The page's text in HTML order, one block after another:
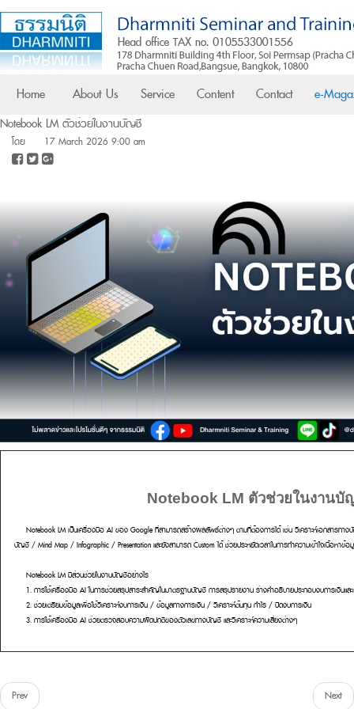
Home About Us Service Content Contact e-
Notebook LM ตัวช่วยในงานบัญชี
โดย 17 March 2026 9:00 am
Notebook LM ตัวช่วยในงานบั
Notebook LM เป็นเครื่องมือ AI ของ Google ที่สามารถสร้างผลลัพธ์ต่างๆ ตามที่ต้องการได้ เช่น วิเคราะห์เอกสาร
บัญชี / Mind Map / Infographic / Presentation และยังสามารถ Custom ได้ ช่วยประหยัดเวลาในการทำความเข้าใจเนื้อหาข้
Notebook LM มีส่วนช่วยในงานบัญชีอย่างไร
1. การใช้เครื่องมือ AI ในการช่วยสรุปสาระสำคัญในมาตรฐานบัญชี การสรุปรายงาน ร่างคำอธิบายประกอบงบการเงินแล
2. ช่วยเตรียมข้อมูลเพื่อใช้วิเคราะห์งบการเงิน / ข้อมูลทางการเงิน / วิเคราะห์ต้นทุน กำไร / ปิดงบการเงิน
3. การใช้เครื่องมือ AI ช่วยตรวจสอบความผิดปกติของตัวเลขทางบัญชี และวิเคราะห์ความเสี่ยงต่างๆ
Prev Next